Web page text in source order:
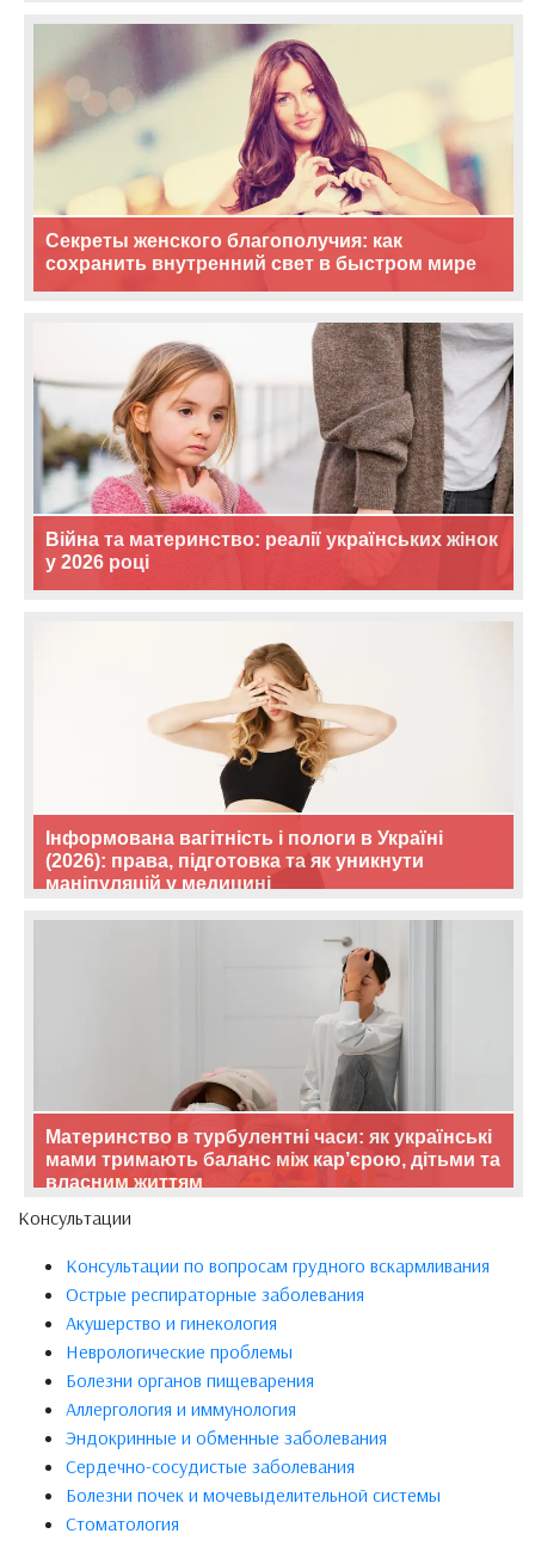
Секреты женского благополучия: как
сохранить внутренний свет в быстром мире
Війна та материнство: реалії українських жінок
у 2026 році
Інформована вагітність і пологи в Україні
(2026): права, підготовка та як уникнути
маніпуляцій у медицині
Материнство в турбулентні часи: як українські
мами тримають баланс між кар’єрою, дітьми та
власним життям
Консультации
Консультации по вопросам грудного вскармливания
Острые респираторные заболевания
Акушерство и гинекология
Неврологические проблемы
Болезни органов пищеварения
Аллергология и иммунология
Эндокринные и обменные заболевания
Сердечно-сосудистые заболевания
Болезни почек и мочевыделительной системы
Стоматология